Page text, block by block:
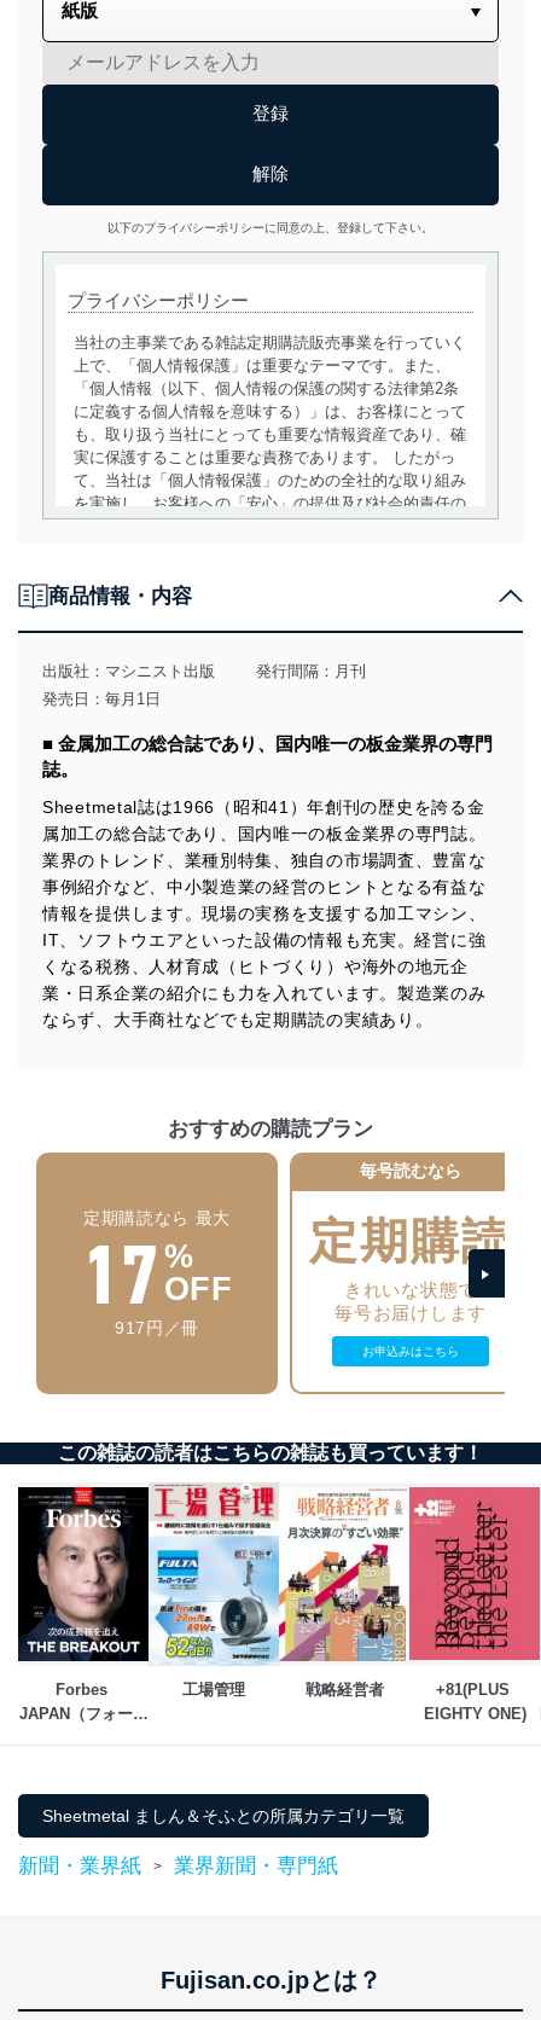
以下のプライバシーポリシーに同意の上、登録して下さい。
プライバシーポリシー
当社の主事業である雑誌定期購読販売事業を行っていく
上で、「個人情報保護」は重要なテーマです。また、
「個人情報（以下、個人情報の保護の関する法律第2条
に定義する個人情報を意味する）」は、お客様にとって
も、取り扱う当社にとっても重要な情報資産であり、確
実に保護することは重要な責務であります。 したがっ
て、当社は「個人情報保護」のための全社的な取り組み
を実施し、お客様への「安心」の提供及び社会的責任の
用目的を明確にし、本人の同意を得たうえで利用目的の
達成に必要な範囲内で適法かつ公正な手段によって取
得・利用・提供を行います。また、当社が保有している
個人情報は、同意を得ずに目的外利用、第三者への提
みを確実にするため、従業者等の教育を徹底してまいり
措置を講じます。
法令遵守
当社は、個人情報に関連する法令、国が定める指針及び
その他の規範を遵守します。また、当社の管理の仕組み
に、これらの法令及びその他の規範を常に適合させま
す。
個人情報の安全管理措置
個人データを取り扱うことのできる機器及び当該
機器を取り扱う従業者を明確化し、 個人データへ
の不要なアクセスを防止しています。
アクセス者の識別と認証
機器に標準装備されているユーザー制御機能（ユ
ーザーアカウント制御）により、個人情報データ
ベース等を取り扱う情報システムを使用する従業
外部からの不正アクセス等の防止
システムを最新の状態に保持しています。
個人データを取り扱う機器等にセキュリティ対策
ソフトウェア等を導入し、自動更新 機能等の活用
により、これを最新状態としています。
情報システムの使用に伴う漏洩等の防止
メール等により個人データの含まれるファイルを
送信する場合に、当該ファイルへのパスワードを
設定しています。
個人情報保護マネジメントシステムの継続的改善
当社は、内部監査及びマネジメントレビューの機会を通
ステムに関するご相談及び苦情については以下までご連
TEL：0570-200-223
商品情報・内容
出版社： マシニスト出版
発行間隔：月刊
発売日：毎月1日
■ 金属加工の総合誌であり、国内唯一の板金業界の専門
誌。
Sheetmetal誌は1966（昭和41）年創刊の歴史を誇る金
属加工の総合誌であり、国内唯一の板金業界の専門誌。
業界のトレンド、業種別特集、独自の市場調査、豊富な
事例紹介など、中小製造業の経営のヒントとなる有益な
情報を提供します。現場の実務を支援する加工マシン、
IT、ソフトウエアといった設備の情報も充実。経営に強
くなる税務、人材育成（ヒトづくり）や海外の地元企
業・日系企業の紹介にも力を入れています。製造業のみ
ならず、大手商社などでも定期購読の実績あり。
おすすめの購読プラン
定期購読なら 最大
17 %
OFF
917円／冊
毎号読むなら
定期購読
きれいな状態で
毎号お届けします
お申込みはこちら
この雑誌の読者はこちらの雑誌も買っています！
Forbes
JAPAN（フォーブ
工場管理 戦略経営者
+81(PLUS
EIGHTY ONE)
Sheetmetal ましん＆そふとの所属カテゴリ一覧
新聞・業界紙 > 業界新聞・専門紙
Fujisan.co.jpとは？